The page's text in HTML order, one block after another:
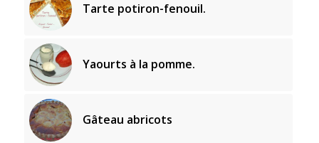
Tarte potiron-fenouil.
Yaourts à la pomme.
Gâteau abricots